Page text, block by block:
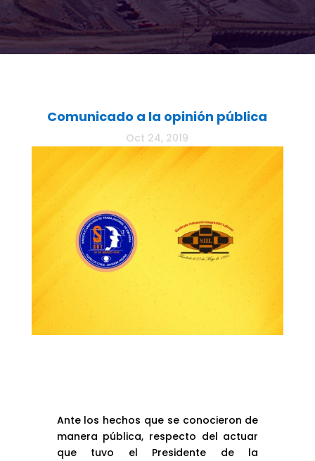
Comunicado a la opinión pública
Oct 24, 2019
Ante los hechos que se conocieron de
manera pública, respecto del actuar
que tuvo el Presidente de la